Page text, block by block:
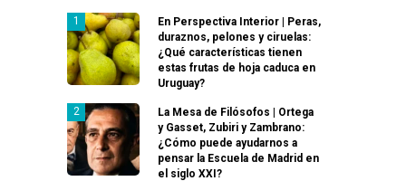
En Perspectiva Interior | Peras,
duraznos, pelones y ciruelas:
¿Qué características tienen
estas frutas de hoja caduca en
Uruguay?
La Mesa de Filósofos | Ortega
y Gasset, Zubiri y Zambrano:
¿Cómo puede ayudarnos a
pensar la Escuela de Madrid en
el siglo XXI?